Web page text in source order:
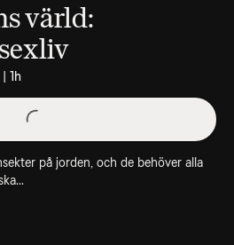
värld:
1h
på jorden, och de behöver alla